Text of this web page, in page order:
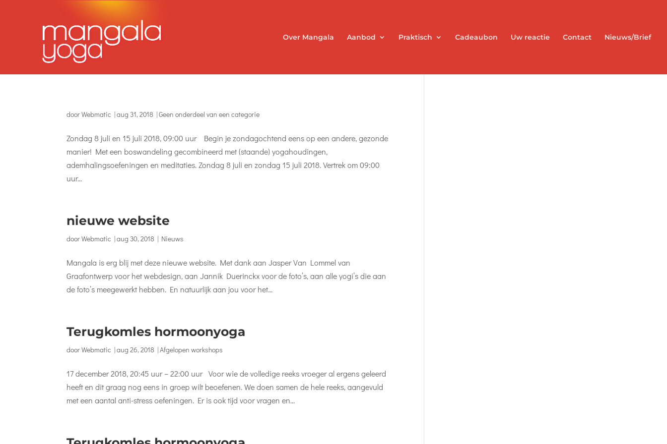
Over Mangala Aanbod Praktisch Cadeaubon Uw reactie Contact Nieuws/Brief
doorWebmatic |aug 31, 2018 |Geen onderdeel van een categorie
Zondag 8 juli en 15 juli 2018, 09:00 uur Begin je zondagochtend eens op een andere, gezonde
manier! Met een boswandeling gecombineerd met (staande) yogahoudingen,
ademhalingsoefeningen en meditaties. Zondag 8 juli en zondag 15 juli 2018. Vertrek om 09:00
uur...
nieuwe website
doorWebmatic |aug 30, 2018 | Nieuws
Mangala is erg blij met deze nieuwe website. Met dank aan Jasper Van Lommel van
Graafontwerp voor het webdesign, aan Jannik Duerinckx voor de foto’s, aan alle yogi’s die aan
de foto’s meegewerkt hebben. En natuurlijk aan jou voor het...
Terugkomles hormoonyoga
doorWebmatic |aug 26, 2018 |Afgelopen workshops
17 december 2018, 20:45 uur – 22:00 uur Voor wie de volledige reeks vroeger al ergens geleerd
heeft en dit graag nog eens in groep wilt beoefenen. We doen samen de hele reeks, aangevuld
met een aantal anti-stress oefeningen. Er is ook tijd voor vragen en...